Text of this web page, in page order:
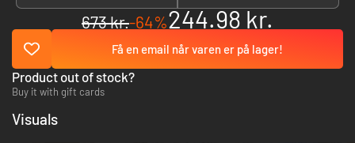
673 kr.-64%244.98 kr.
Få en email når varen er på lager!
Product out of stock?
Buy it with gift cards
Visuals